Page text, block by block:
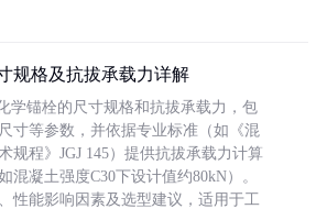
规格及抗拔承载力详解
学锚栓的尺寸规格和抗拔承载力，包
寸等参数，并依据专业标准（如《混
规程》JGJ 145）提供抗拔承载力计算
混凝土强度C30下设计值约80kN）。
性能影响因素及选型建议，适用于工